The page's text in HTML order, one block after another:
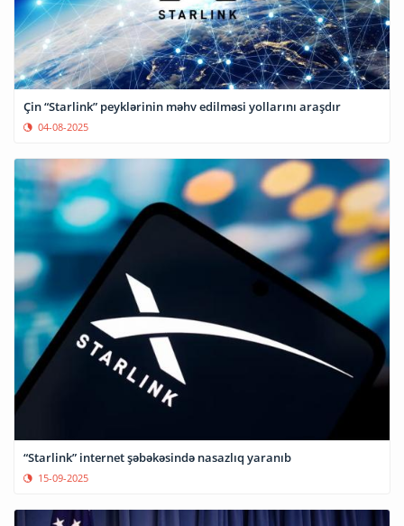
Çin “Starlink” peyklərinin məhv edilməsi yollarını araşdır
04-08-2025
“Starlink” internet şəbəkəsində nasazlıq yaranıb
15-09-2025